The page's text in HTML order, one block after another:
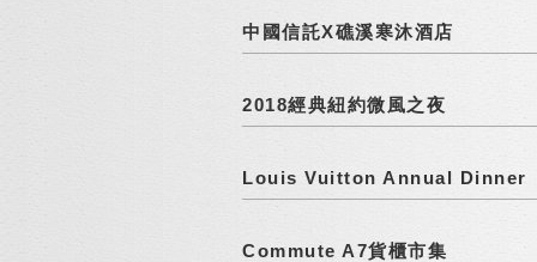
中國信託X礁溪寒沐酒店
2018經典紐約微風之夜
Louis Vuitton Annual Dinner
Commute A7貨櫃市集